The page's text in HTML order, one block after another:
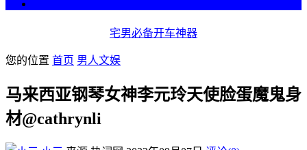
宅男必备开车神器
您的位置 首页 男人文娱
马来西亚钢琴女神李元玲天使脸蛋魔鬼身
材@cathrynli